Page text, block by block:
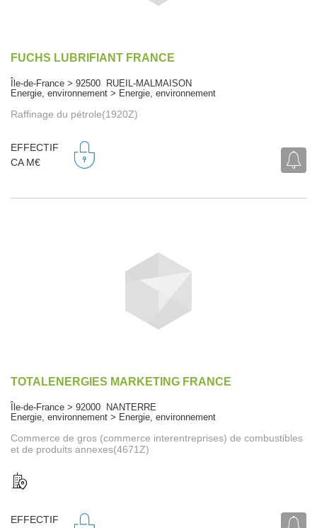
FUCHS LUBRIFIANT FRANCE
Île-de-France > 92500 RUEIL-MALMAISON
Energie, environnement > Energie, environnement
Raffinage du pétrole(1920Z)
EFFECTIF
CA M€
TOTALENERGIES MARKETING FRANCE
Île-de-France > 92000 NANTERRE
Energie, environnement > Energie, environnement
Commerce de gros (commerce interentreprises) de combustibles
et de produits annexes(4671Z)
EFFECTIF